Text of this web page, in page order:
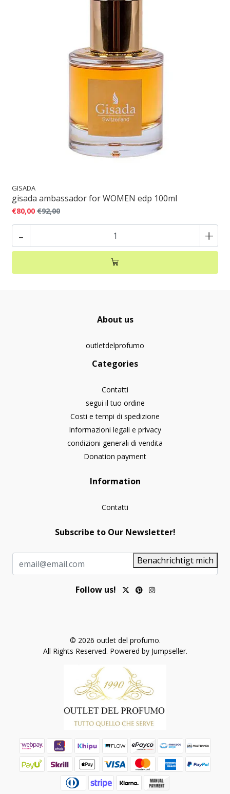
GISADA
gisada ambassador for WOMEN edp 100ml
€80,00 €92,00
- +
About us
outletdelprofumo
Categories
Contatti
segui il tuo ordine
Costi e tempi di spedizione
Informazioni legali e privacy
condizioni generali di vendita
Donation payment
Information
Contatti
Subscribe to Our Newsletter!
Benachrichtigt mich
Follow us!
© 2026 outlet del profumo.
All Rights Reserved. Powered by Jumpseller.